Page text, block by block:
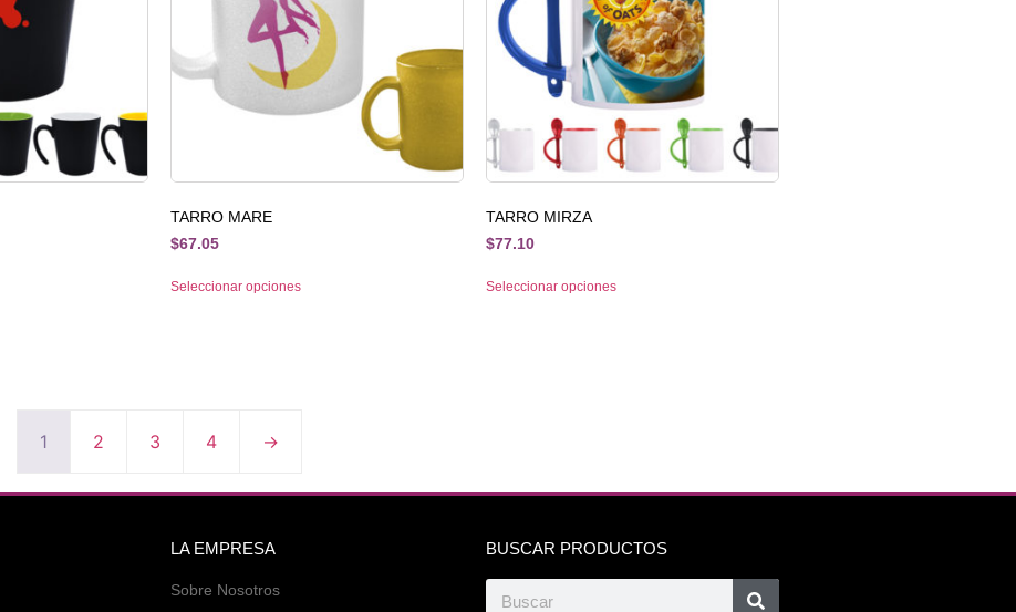
TARRO MARE
$67.05
Seleccionar opciones
TARRO MIRZA
$77.10
Seleccionar opciones
1 2 3 4 →
LA EMPRESA
Sobre Nosotros
BUSCAR PRODUCTOS